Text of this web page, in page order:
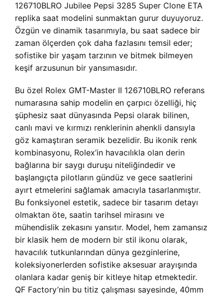
126710BLRO Jubilee Pepsi 3285 Super Clone ETA
replika saat modelini sunmaktan gurur duyuyoruz.
Özgün ve dinamik tasarımıyla, bu saat sadece bir
zaman ölçerden çok daha fazlasını temsil eder;
sofistike bir yaşam tarzının ve bitmek bilmeyen
keşif arzusunun bir yansımasıdır.
Bu özel Rolex GMT-Master II 126710BLRO referans
numarasına sahip modelin en çarpıcı özelliği, hiç
şüphesiz saat dünyasında Pepsi olarak bilinen,
canlı mavi ve kırmızı renklerinin ahenkli dansıyla
göz kamaştıran seramik bezelidir. Bu ikonik renk
kombinasyonu, Rolex’in havacılıkla olan derin
bağlarına bir saygı duruşu niteliğindedir ve
başlangıçta pilotların gündüz ve gece saatlerini
ayırt etmelerini sağlamak amacıyla tasarlanmıştır.
Bu fonksiyonel estetik, sadece bir tasarım detayı
olmaktan öte, saatin tarihsel mirasını ve
mühendislik zekasını yansıtır. Model, hem zamansız
bir klasik hem de modern bir stil ikonu olarak,
havacılık tutkunlarından dünya gezginlerine,
koleksiyonerlerden sofistike aksesuar arayışında
olanlara kadar geniş bir kitleye hitap etmektedir.
QF Factory’nin bu titiz çalışması sayesinde, 40mm